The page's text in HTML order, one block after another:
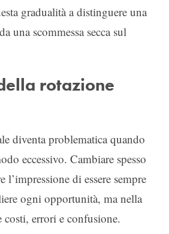
gradualità a distinguere una
una scommessa secca sul
rotazione
diventa problematica quando
eccessivo. Cambiare spesso
l’impressione di essere sempre
ogni opportunità, ma nella
costi, errori e confusione.